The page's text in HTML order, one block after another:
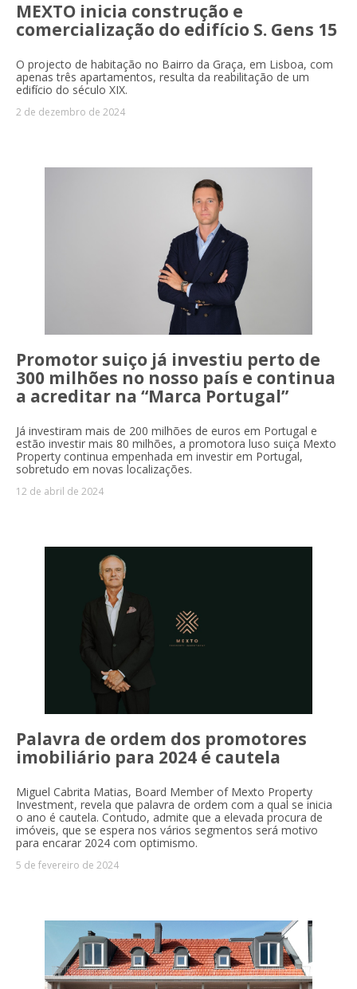
MEXTO inicia construção e
comercialização do edifício S. Gens 15
O projecto de habitação no Bairro da Graça, em Lisboa, com
apenas três apartamentos, resulta da reabilitação de um
edifício do século XIX.
2 de dezembro de 2024
Promotor suiço já investiu perto de
300 milhões no nosso país e continua
a acreditar na “Marca Portugal”
Já investiram mais de 200 milhões de euros em Portugal e
estão investir mais 80 milhões, a promotora luso suiça Mexto
Property continua empenhada em investir em Portugal,
sobretudo em novas localizações.
12 de abril de 2024
Palavra de ordem dos promotores
imobiliário para 2024 é cautela
Miguel Cabrita Matias, Board Member of Mexto Property
Investment, revela que palavra de ordem com a qual se inicia
o ano é cautela. Contudo, admite que a elevada procura de
imóveis, que se espera nos vários segmentos será motivo
para encarar 2024 com optimismo.
5 de fevereiro de 2024